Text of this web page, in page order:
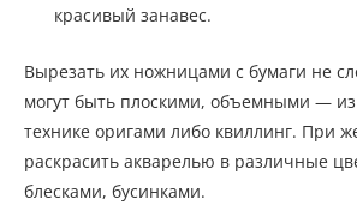
красивый занавес.
Вырезать их ножницами с бумаги не
могут быть плоскими, объемными —
технике оригами либо квиллинг. При
раскрасить акварелью в различные
блесками, бусинками.